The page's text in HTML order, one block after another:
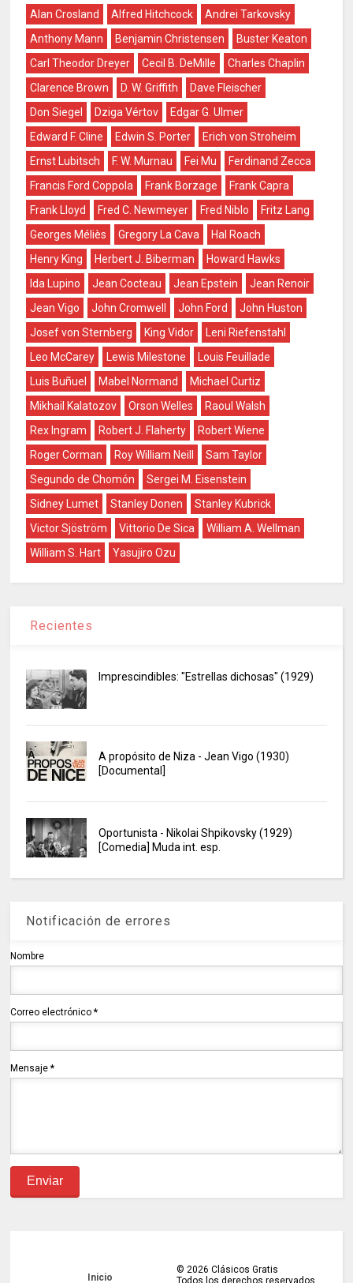
Alan Crosland
Alfred Hitchcock
Andrei Tarkovsky
Anthony Mann
Benjamin Christensen
Buster Keaton
Carl Theodor Dreyer
Cecil B. DeMille
Charles Chaplin
Clarence Brown
D. W. Griffith
Dave Fleischer
Don Siegel
Dziga Vértov
Edgar G. Ulmer
Edward F. Cline
Edwin S. Porter
Erich von Stroheim
Ernst Lubitsch
F. W. Murnau Fei Mu
Ferdinand Zecca
Francis Ford Coppola
Frank Borzage
Frank Capra
Frank Lloyd
Fred C. Newmeyer Fred Niblo
Fritz Lang
Georges Méliès
Gregory La Cava
Hal Roach
Henry King
Herbert J. Biberman
Howard Hawks
Ida Lupino
Jean Cocteau Jean Epstein
Jean Renoir
Jean Vigo
John Cromwell John Ford
John Huston
Josef von Sternberg
King Vidor
Leni Riefenstahl
Leo McCarey
Lewis Milestone
Louis Feuillade
Luis Buñuel
Mabel Normand
Michael Curtiz
Mikhail Kalatozov
Orson Welles
Raoul Walsh
Rex Ingram
Robert J. Flaherty
Robert Wiene
Roger Corman
Roy William Neill
Sam Taylor
Segundo de Chomón
Sergei M. Eisenstein
Sidney Lumet
Stanley Donen
Stanley Kubrick
Victor Sjöström
Vittorio De Sica
William A. Wellman
William S. Hart
Yasujiro Ozu
Recientes
Imprescindibles: "Estrellas dichosas" (1929)
A propósito de Niza - Jean Vigo (1930)
[Documental]
Oportunista - Nikolai Shpikovsky (1929)
[Comedia] Muda int. esp.
Notificación de errores
Nombre
Correo electrónico*
Mensaje*
Inicio
© 2026 Clásicos Gratis
Todos los derechos reservados.